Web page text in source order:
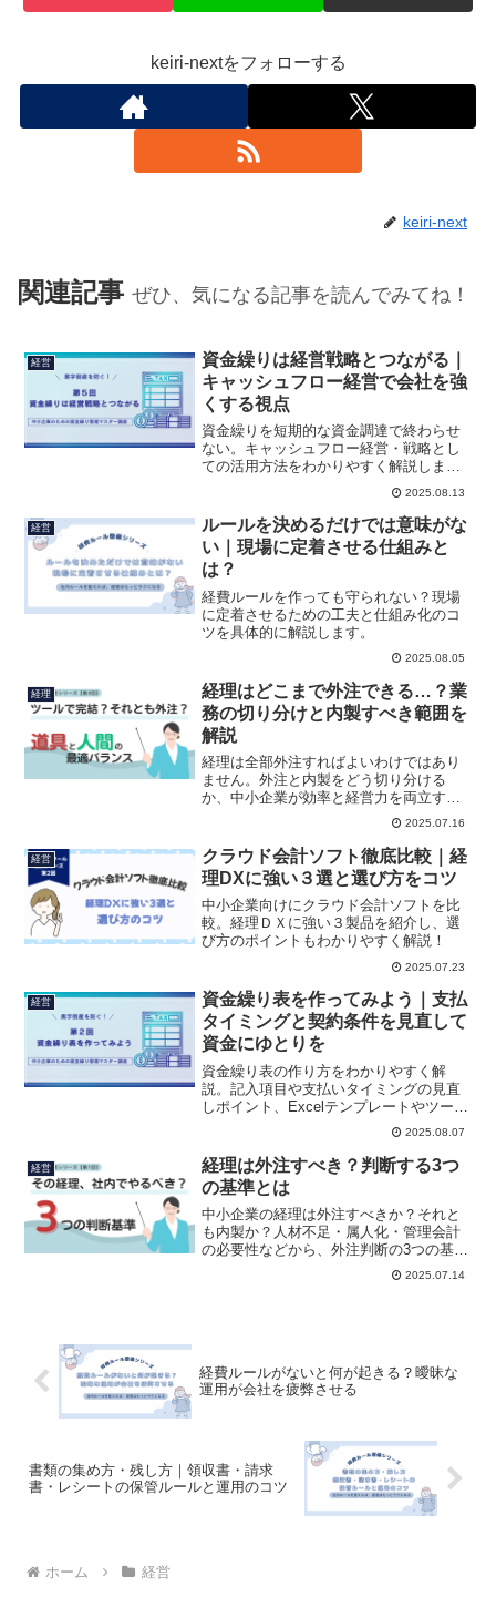
keiri-nextをフォローする
keiri-next
関連記事 ぜひ、気になる記事を読んでみてね！
経営
資金繰りは経営戦略とつながる｜
キャッシュフロー経営で会社を強
くする視点
資金繰りを短期的な資金調達で終わらせ
ない。キャッシュフロー経営・戦略とし
ての活用方法をわかりやすく解説しま
2025.08.13
経営
ルールを決めるだけでは意味がな
い｜現場に定着させる仕組みと
は？
経費ルールを作っても守られない？現場
に定着させるための工夫と仕組み化のコ
ツを具体的に解説します。
2025.08.05
経理
経理はどこまで外注できる…？業
務の切り分けと内製すべき範囲を
解説
経理は全部外注すればよいわけではあり
ません。外注と内製をどう切り分ける
か、中小企業が効率と経営力を両立する
ための判断ポイントを解説します。2025.07.16
経営
クラウド会計ソフト徹底比較｜経
理DXに強い３選と選び方をコツ
中小企業向けにクラウド会計ソフトを比
較。経理ＤＸに強い３製品を紹介し、選
び方のポイントもわかりやすく解説！
2025.07.23
経営
資金繰り表を作ってみよう｜支払
タイミングと契約条件を見直して
資金にゆとりを
資金繰り表の作り方をわかりやすく解
説。記入項目や支払いタイミングの見直
しポイント、Excelテンプレートやツール
2025.08.07
経営
経理は外注すべき？判断する3つ
の基準とは
中小企業の経理は外注すべきか？それと
も内製か？人材不足・属人化・管理会計
の必要性などから、外注判断の3つの基準
をわかりやすく解説。経理業務の分解と
最適な設計方法も紹介します。
2025.07.14
経費ルールがないと何が起きる？曖昧な
運用が会社を疲弊させる
書類の集め方・残し方｜領収書・請求
書・レシートの保管ルールと運用のコツ
ホーム 経営